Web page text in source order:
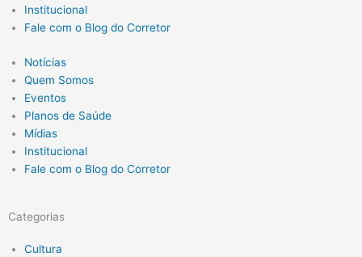
Institucional
Fale com o Blog do Corretor
Notícias
Quem Somos
Eventos
Planos de Saúde
Mídias
Institucional
Fale com o Blog do Corretor
Categorias
Cultura